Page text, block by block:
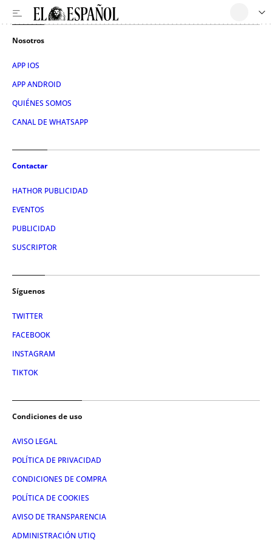
Nosotros
APP IOS
APP ANDROID
QUIÉNES SOMOS
CANAL DE WHATSAPP
Contactar
HATHOR PUBLICIDAD
EVENTOS
PUBLICIDAD
SUSCRIPTOR
Síguenos
TWITTER
FACEBOOK
INSTAGRAM
TIKTOK
Condiciones de uso
AVISO LEGAL
POLÍTICA DE PRIVACIDAD
CONDICIONES DE COMPRA
POLÍTICA DE COOKIES
AVISO DE TRANSPARENCIA
ADMINISTRACIÓN UTIQ